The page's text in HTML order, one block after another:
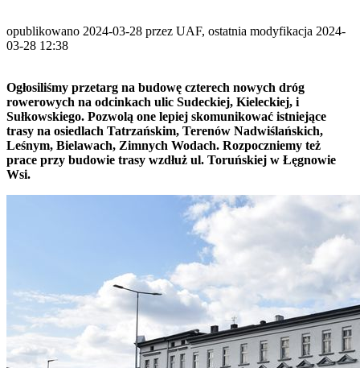
opublikowano 2024-03-28 przez UAF, ostatnia modyfikacja 2024-
03-28 12:38
Ogłosiliśmy przetarg na budowę czterech nowych dróg
rowerowych na odcinkach ulic Sudeckiej, Kieleckiej, i
Sułkowskiego. Pozwolą one lepiej skomunikować istniejące
trasy na osiedlach Tatrzańskim, Terenów Nadwiślańskich,
Leśnym, Bielawach, Zimnych Wodach. Rozpoczniemy też
prace przy budowie trasy wzdłuż ul. Toruńskiej w Łęgnowie
Wsi.